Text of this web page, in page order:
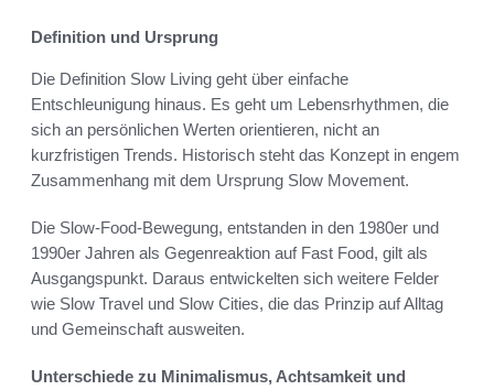
Definition und Ursprung
Die Definition Slow Living geht über einfache
Entschleunigung hinaus. Es geht um Lebensrhythmen, die
sich an persönlichen Werten orientieren, nicht an
kurzfristigen Trends. Historisch steht das Konzept in engem
Zusammenhang mit dem Ursprung Slow Movement.
Die Slow-Food-Bewegung, entstanden in den 1980er und
1990er Jahren als Gegenreaktion auf Fast Food, gilt als
Ausgangspunkt. Daraus entwickelten sich weitere Felder
wie Slow Travel und Slow Cities, die das Prinzip auf Alltag
und Gemeinschaft ausweiten.
Unterschiede zu Minimalismus, Achtsamkeit und